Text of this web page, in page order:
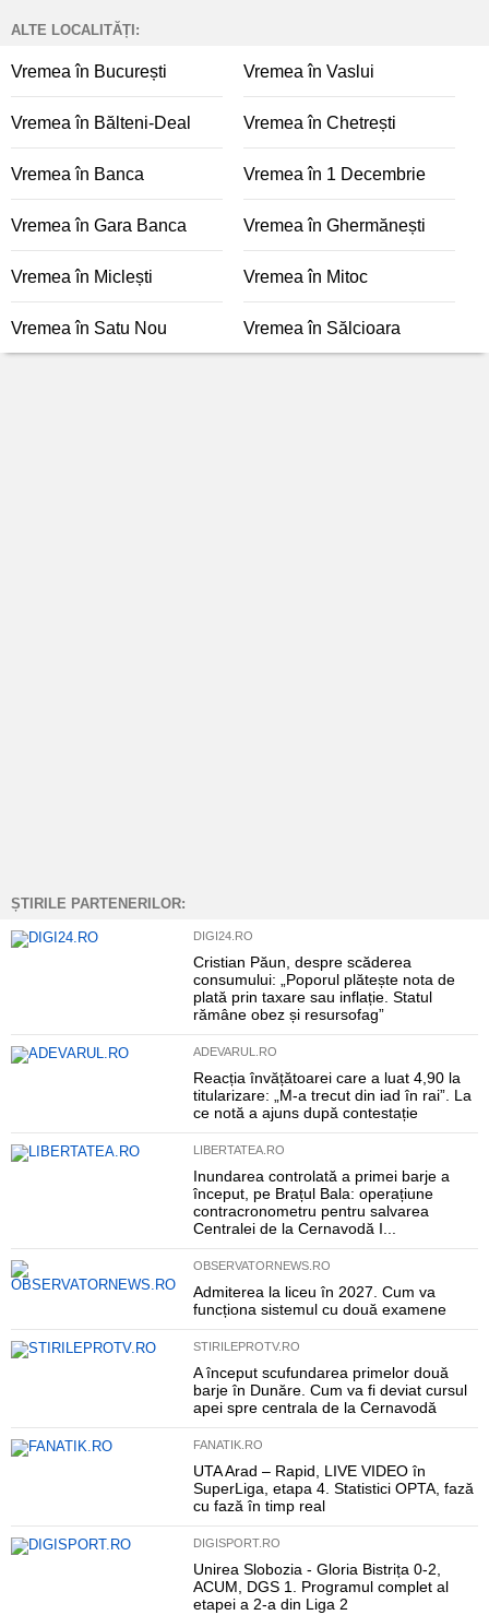
ALTE LOCALITĂȚI:
Vremea în București Vremea în Vaslui
Vremea în Bălteni-Deal Vremea în Chetrești
Vremea în Banca Vremea în 1 Decembrie
Vremea în Gara Banca Vremea în Ghermănești
Vremea în Miclești Vremea în Mitoc
Vremea în Satu Nou Vremea în Sălcioara
ȘTIRILE PARTENERILOR:
DIGI24.RO
Cristian Păun, despre scăderea
consumului: „Poporul plătește nota de
plată prin taxare sau inflație. Statul
rămâne obez și resursofag”
ADEVARUL.RO
Reacția învățătoarei care a luat 4,90 la
titularizare: „M-a trecut din iad în rai”. La
ce notă a ajuns după contestație
LIBERTATEA.RO
Inundarea controlată a primei barje a
început, pe Brațul Bala: operațiune
contracronometru pentru salvarea
Centralei de la Cernavodă I...
OBSERVATORNEWS.RO
Admiterea la liceu în 2027. Cum va
funcționa sistemul cu două examene
STIRILEPROTV.RO
A început scufundarea primelor două
barje în Dunăre. Cum va fi deviat cursul
apei spre centrala de la Cernavodă
FANATIK.RO
UTA Arad – Rapid, LIVE VIDEO în
SuperLiga, etapa 4. Statistici OPTA, fază
cu fază în timp real
DIGISPORT.RO
Unirea Slobozia - Gloria Bistrița 0-2,
ACUM, DGS 1. Programul complet al
etapei a 2-a din Liga 2